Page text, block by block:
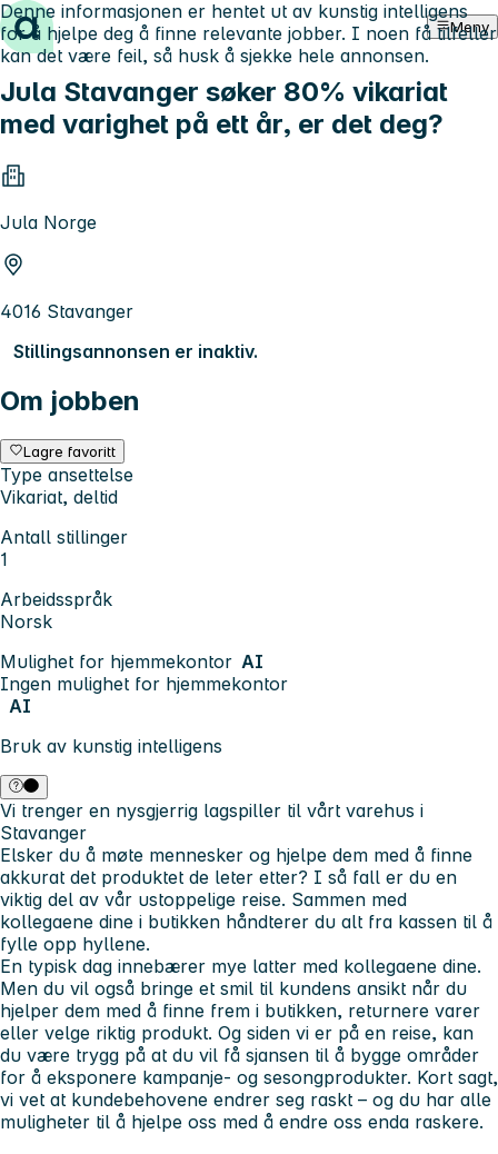
Hopp til innhold Meny
Jula Stavanger søker 80% vikariat
med varighet på ett år, er det deg?
Jula Norge
4016 Stavanger
Stillingsannonsen er inaktiv.
Om jobben
Lagre favoritt
Type ansettelse
Vikariat, deltid
Antall stillinger
1
Arbeidsspråk
Norsk
Mulighet for hjemmekontor AI
Ingen mulighet for hjemmekontor
AI
Bruk av kunstig intelligens
Denne informasjonen er hentet ut av kunstig intelligens
for å hjelpe deg å finne relevante jobber. I noen få tilfeller
kan det være feil, så husk å sjekke hele annonsen.
Vi trenger en nysgjerrig lagspiller til vårt varehus i
Stavanger
Elsker du å møte mennesker og hjelpe dem med å finne
akkurat det produktet de leter etter? I så fall er du en
viktig del av vår ustoppelige reise. Sammen med
kollegaene dine i butikken håndterer du alt fra kassen til å
fylle opp hyllene.
En typisk dag innebærer mye latter med kollegaene dine.
Men du vil også bringe et smil til kundens ansikt når du
hjelper dem med å finne frem i butikken, returnere varer
eller velge riktig produkt. Og siden vi er på en reise, kan
du være trygg på at du vil få sjansen til å bygge områder
for å eksponere kampanje- og sesongprodukter. Kort sagt,
vi vet at kundebehovene endrer seg raskt – og du har alle
muligheter til å hjelpe oss med å endre oss enda raskere.